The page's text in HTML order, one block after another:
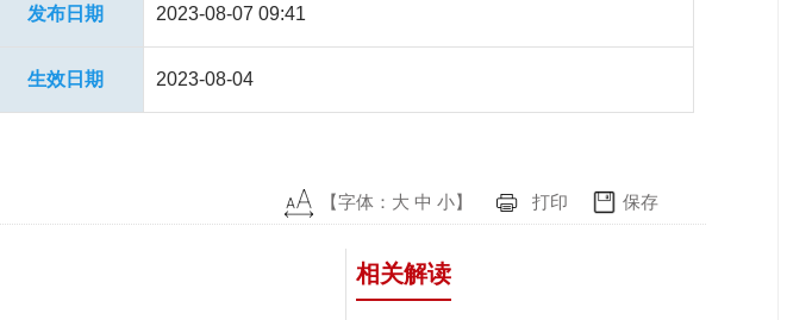
发布日期 2023-08-07 09:41
生效日期 2023-08-04
【字体： 大 中 小】 打印 保存
相关解读